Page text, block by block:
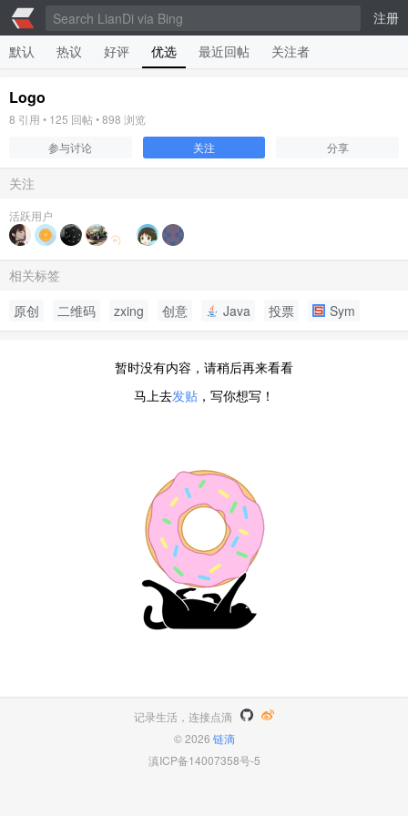
注册
默认
热议 好评 优选 最近回帖 关注者
Logo
8 引用 • 125 回帖 •898 浏览
参与讨论
关注 分享
关注
活跃用户
相关标签
原创
二维码 zxing 创意 Java 投票 Sym
暂时没有内容，请稍后再来看看
马上去发贴 ，写你想写！
记录生活，连接点滴
© 2026 链滴
滇ICP备14007358号-5